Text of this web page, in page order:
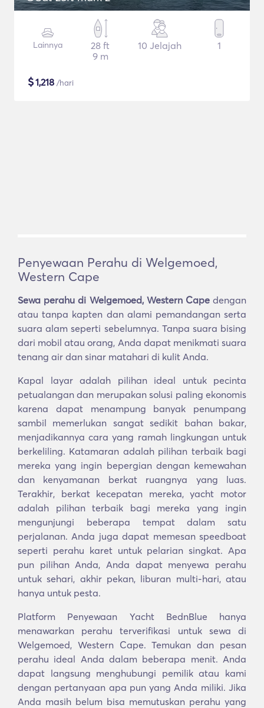
Lainnya
28 ft
9 m
10 Jelajah 1
$1,218 /hari
Penyewaan Perahu di Welgemoed,
Western Cape
Sewa perahu di Welgemoed, Western Capedengan
atau tanpa kapten dan alami pemandangan serta
suara alam seperti sebelumnya. Tanpa suara bising
dari mobil atau orang, Anda dapat menikmati suara
tenang air dan sinar matahari di kulit Anda.
Kapal layar adalah pilihan ideal untuk pecinta
petualangan dan merupakan solusi paling ekonomis
karena dapat menampung banyak penumpang
sambil memerlukan sangat sedikit bahan bakar,
menjadikannya cara yang ramah lingkungan untuk
berkeliling. Katamaran adalah pilihan terbaik bagi
mereka yang ingin bepergian dengan kemewahan
dan kenyamanan berkat ruangnya yang luas.
Terakhir, berkat kecepatan mereka, yacht motor
adalah pilihan terbaik bagi mereka yang ingin
mengunjungi beberapa tempat dalam satu
perjalanan. Anda juga dapat memesan speedboat
seperti perahu karet untuk pelarian singkat. Apa
pun pilihan Anda, Anda dapat menyewa perahu
untuk sehari, akhir pekan, liburan multi-hari, atau
hanya untuk pesta.
Platform Penyewaan Yacht BednBlue hanya
menawarkan perahu terverifikasi untuk sewa di
Welgemoed, Western Cape. Temukan dan pesan
perahu ideal Anda dalam beberapa menit. Anda
dapat langsung menghubungi pemilik atau kami
dengan pertanyaan apa pun yang Anda miliki. Jika
Anda masih belum bisa memutuskan perahu yang